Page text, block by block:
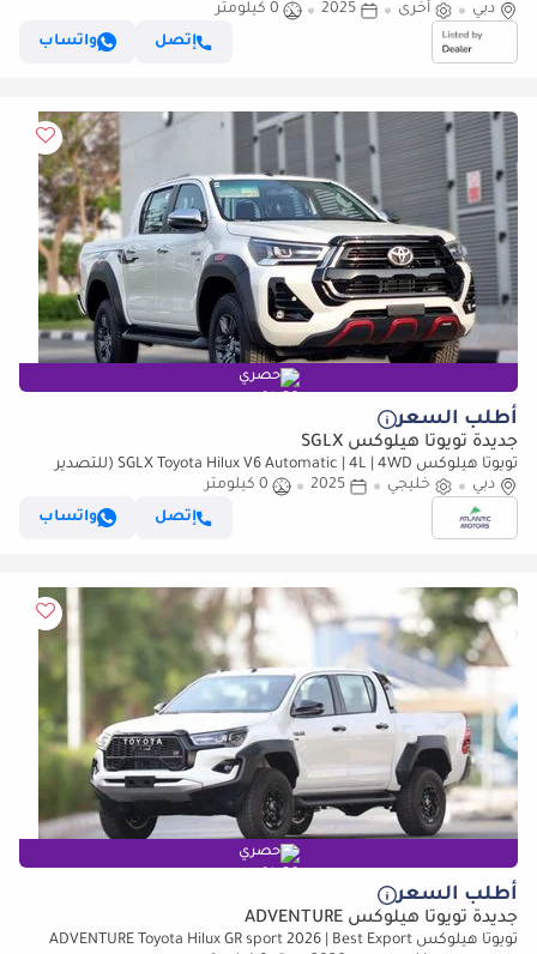
دبي
أخرى 2025
0 كيلومتر
إتصل
واتساب
حصري
أطلب السعر
جديدة تويوتا هيلوكس SGLX
تويوتا هيلوكس SGLX Toyota Hilux V6 Automatic | 4L | 4WD (للتصدير
فقط)
دبي خليجي 2025
0 كيلومتر
إتصل
واتساب
حصري
أطلب السعر
جديدة تويوتا هيلوكس ADVENTURE
تويوتا هيلوكس ADVENTURE Toyota Hilux GR sport 2026 | Best Export